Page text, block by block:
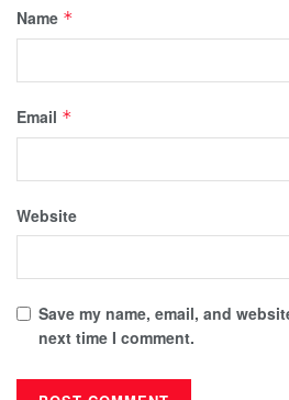
Name *
Email *
Website
Save my name, email, and
next time I comment.